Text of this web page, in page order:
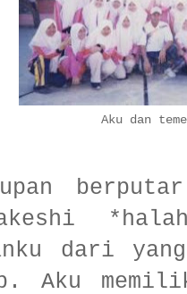
Aku dan
dari yang
Aku